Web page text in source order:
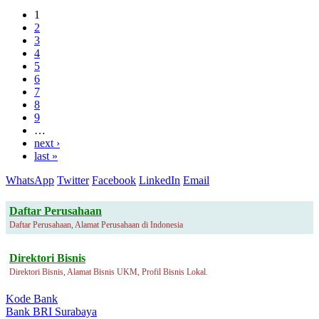
1
2
3
4
5
6
7
8
9
…
next ›
last »
WhatsApp Twitter Facebook LinkedIn Email
Daftar Perusahaan
Daftar Perusahaan, Alamat Perusahaan di Indonesia
Direktori Bisnis
Direktori Bisnis, Alamat Bisnis UKM, Profil Bisnis Lokal.
Kode Bank
Bank BRI Surabaya